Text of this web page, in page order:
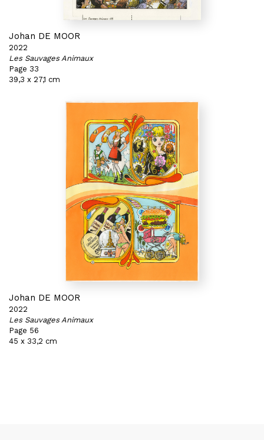
Johan DE MOOR
2022
Les Sauvages Animaux
Page 33
39,3 x 27,1 cm
Johan DE MOOR
2022
Les Sauvages Animaux
Page 56
45 x 33,2 cm